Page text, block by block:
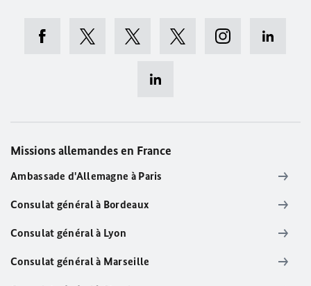
Missions allemandes en France
Ambassade d'Allemagne à Paris
Consulat général à Bordeaux
Consulat général à Lyon
Consulat général à Marseille